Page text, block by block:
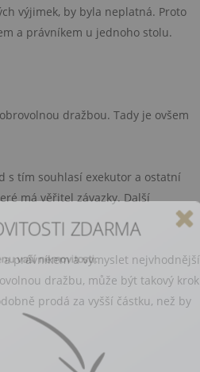
výjimek, by byla neplatná. Proto
a právníkem u jednoho stolu.
dražbou. Tady je ovšem
s tím souhlasí exekutor a ostatní
má věřitel závazky. Další
právníkem a vymyslet nejvhodnější
dražbu, může být takový krok
prodá za vyšší částku, než by
ZDARMA